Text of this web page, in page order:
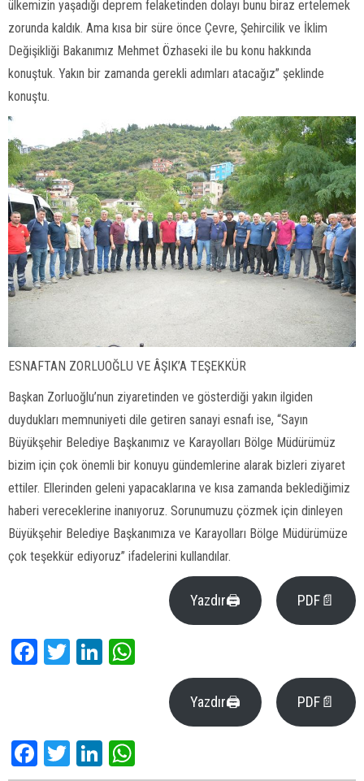
ülkemizin yaşadığı deprem felaketinden dolayı bunu biraz ertelemek
zorunda kaldık. Ama kısa bir süre önce Çevre, Şehircilik ve İklim
Değişikliği Bakanımız Mehmet Özhaseki ile bu konu hakkında
konuştuk. Yakın bir zamanda gerekli adımları atacağız” şeklinde
konuştu.
ESNAFTAN ZORLUOĞLU VE ÂŞIK’A TEŞEKKÜR
Başkan Zorluoğlu’nun ziyaretinden ve gösterdiği yakın ilgiden
duydukları memnuniyeti dile getiren sanayi esnafı ise, “Sayın
Büyükşehir Belediye Başkanımız ve Karayolları Bölge Müdürümüz
bizim için çok önemli bir konuyu gündemlerine alarak bizleri ziyaret
ettiler. Ellerinden geleni yapacaklarına ve kısa zamanda beklediğimiz
haberi vereceklerine inanıyoruz. Sorunumuzu çözmek için dinleyen
Büyükşehir Belediye Başkanımıza ve Karayolları Bölge Müdürümüze
çok teşekkür ediyoruz” ifadelerini kullandılar.
Yazdır🖨 PDF📄
Facebook
TwitterLinkedIn
Yazdır🖨 PDF📄
Facebook
TwitterLinkedIn